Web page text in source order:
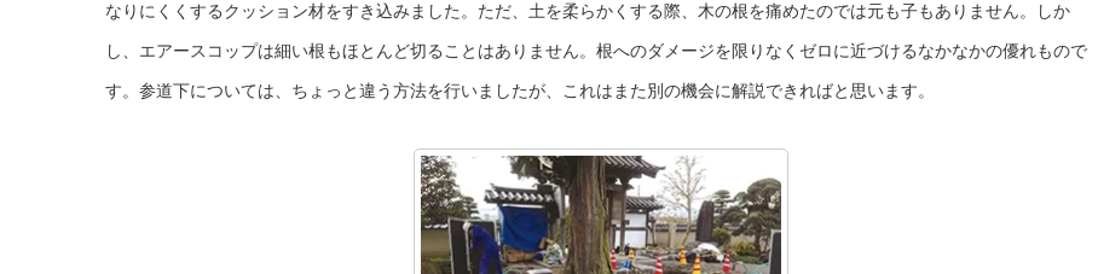
なりにくくするクッション材をすき込みました。ただ、土を柔らかくする際、木の根を痛めたのでは元も子もありません。しか
し、エアースコップは細い根もほとんど切ることはありません。根へのダメージを限りなくゼロに近づけるなかなかの優れもので
す。参道下については、ちょっと違う方法を行いましたが、これはまた別の機会に解説できればと思います。